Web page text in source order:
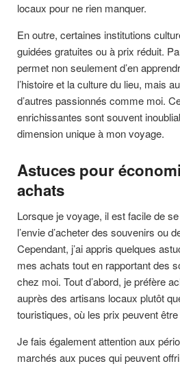
locaux pour ne rien manquer.
En outre, certaines institutions
guidées gratuites ou à prix réduit.
permet non seulement d’en
l’histoire et la culture du lieu, mais
d’autres passionnés comme moi.
enrichissantes sont souvent
dimension unique à mon voyage.
Astuces pour
achats
Lorsque je voyage, il est facile de
l’envie d’acheter des souvenirs ou
Cependant, j’ai appris quelques
mes achats tout en rapportant des
chez moi. Tout d’abord, je préfère
auprès des artisans locaux plutôt
touristiques, où les prix peuvent
Je fais également attention aux
marchés aux puces qui peuvent